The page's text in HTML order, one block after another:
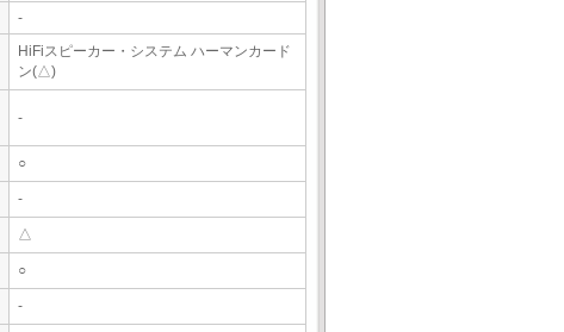
-
HiFiスピーカー・システム ハーマンカード
ン(△)
-
○
-
△
○
-